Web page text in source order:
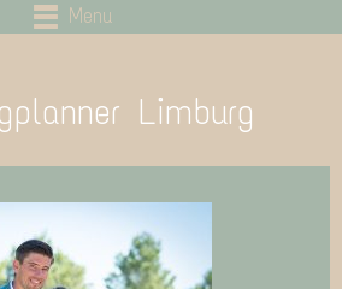
Menu
Limburg